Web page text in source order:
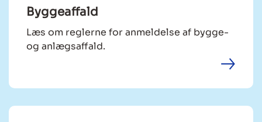
Byggeaffald
Læs om reglerne for anmeldelse af bygge-
og anlægsaffald.